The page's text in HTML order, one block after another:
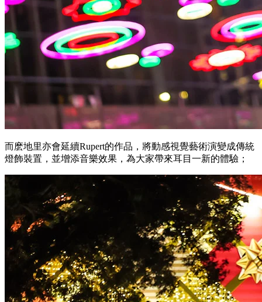
而麽地里亦會延續Rupert的作品，將動感視覺藝術演變成傳統
燈飾裝置，並增添音樂效果，為大家帶來耳目一新的體驗；